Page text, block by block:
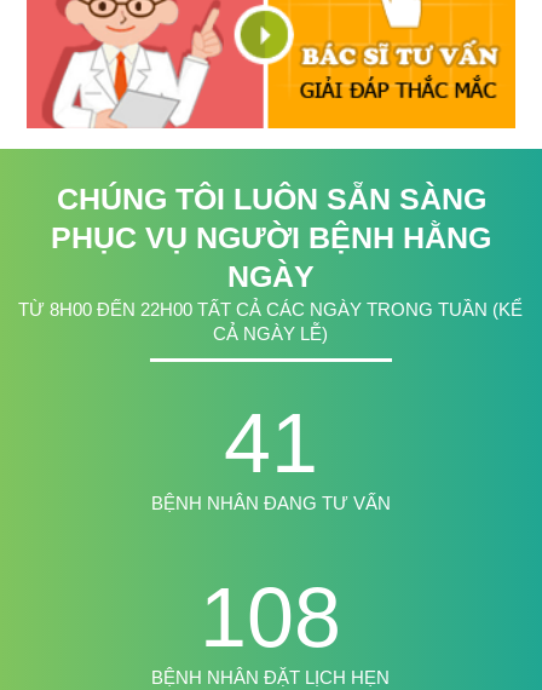
CHÚNG TÔI LUÔN SẴN SÀNG
PHỤC VỤ NGƯỜI BỆNH HẰNG
NGÀY
TỪ 8H00 ĐẾN 22H00 TẤT CẢ CÁC NGÀY TRONG TUẦN (KỂ
CẢ NGÀY LỄ)
41
BỆNH NHÂN ĐANG TƯ VẤN
108
BỆNH NHÂN ĐẶT LỊCH HẸN